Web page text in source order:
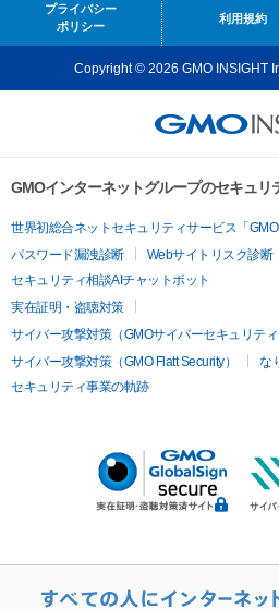
プライバシー
ポリシー
利用規約
Copyright © 2026 GMO INSIGHT
GMOインターネットグループのセキュリ
世界初総合ネットセキュリティサービス「GMO
パスワード漏洩診断
Webサイトリスク診断
セキュリティ相談AIチャットボット
実在証明・盗聴対策
サイバー攻撃対策（GMOサイバーセキュリティ
サイバー攻撃対策（GMO Flatt Security）
な
セキュリティ事業の軌跡